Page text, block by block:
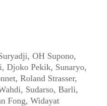
OH Supono,
Djoko Pekik, Sunaryo,
Roland Strasser,
Sudarso, Barli,
Fong, Widayat